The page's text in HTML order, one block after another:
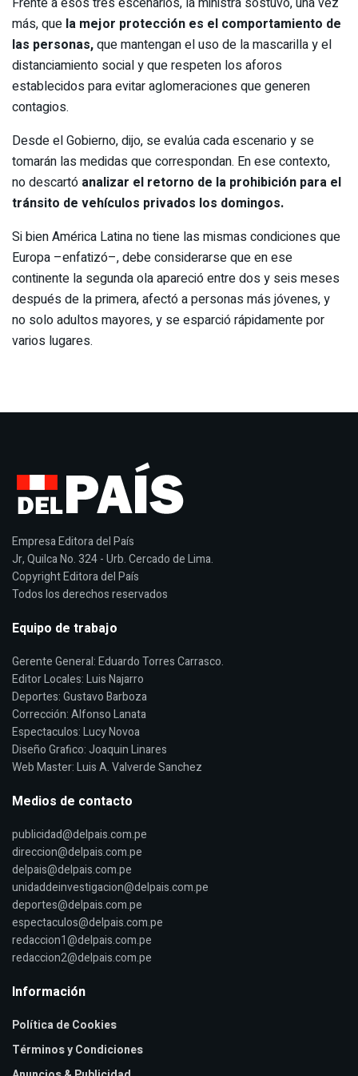
más, que la mejor protección es el comportamiento de
las personas,que mantengan el uso de la mascarilla y el
distanciamiento social y que respeten los aforos
establecidos para evitar aglomeraciones que generen
contagios.
Desde el Gobierno, dijo, se evalúa cada escenario y se
tomarán las medidas que correspondan. En ese contexto,
no descartó analizar el retorno de la prohibición para el
tránsito de vehículos privados los domingos.
Si bien América Latina no tiene las mismas condiciones que
Europa –enfatizó–, debe considerarse que en ese
continente la segunda ola apareció entre dos y seis meses
después de la primera, afectó a personas más jóvenes, y
no solo adultos mayores, y se esparció rápidamente por
varios lugares.
Empresa Editora del País
Jr, Quilca No. 324 - Urb. Cercado de Lima.
Copyright Editora del País
Todos los derechos reservados
Equipo de trabajo
Gerente General: Eduardo Torres Carrasco.
Editor Locales: Luis Najarro
Deportes: Gustavo Barboza
Corrección: Alfonso Lanata
Espectaculos: Lucy Novoa
Diseño Grafico: Joaquin Linares
Web Master: Luis A. Valverde Sanchez
Medios de contacto
publicidad@delpais.com.pe
direccion@delpais.com.pe
delpais@delpais.com.pe
unidaddeinvestigacion@delpais.com.pe
deportes@delpais.com.pe
espectaculos@delpais.com.pe
redaccion1@delpais.com.pe
redaccion2@delpais.com.pe
Información
Política de Cookies
Términos y Condiciones